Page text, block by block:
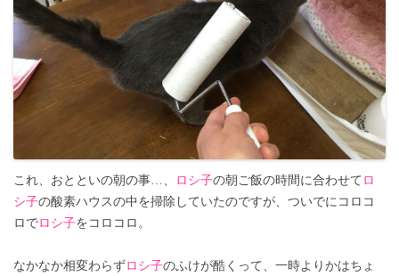
これ、おとといの朝の事…、 ロシ子の朝ご飯の時間に合わせて ロ
シ子の酸素ハウスの中を掃除していたのですが、ついでにコロコ
ロでロシ子をコロコロ。
なかなか相変わらずロシ子のふけが酷くって、一時よりかはちょ